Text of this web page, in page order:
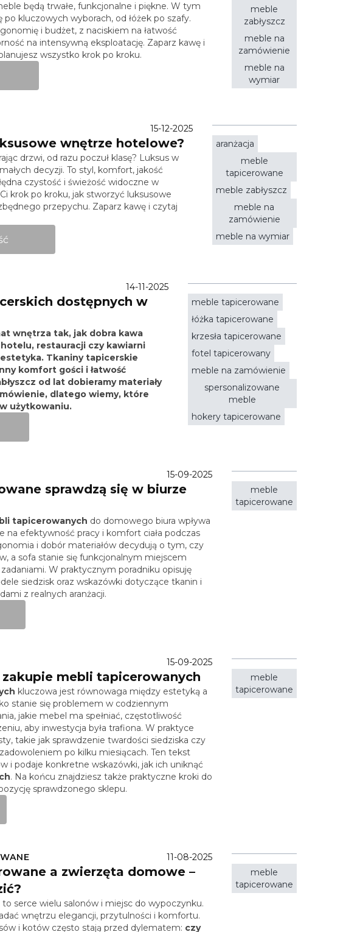
będą trwałe, funkcjonalne i piękne. W tym
kluczowych wyborach, od łóżek po szafy.
i budżet, z naciskiem na łatwość
na intensywną eksploatację. Zaparz kawę i
wszystko krok po kroku.
meble
zabłyszcz
meble na
zamówienie
meble na
wymiar
15-12-2025
wnętrze hotelowe?
drzwi, od razu poczuł klasę? Luksus w
decyzji. To styl, komfort, jakość
czystość i świeżość widoczne w
krok po kroku, jak stworzyć luksusowe
przepychu. Zaparz kawę i czytaj
aranżacja
meble
tapicerowane
meble zabłyszcz
meble na
zamówienie
meble na wymiar
14-11-2025
dostępnych w
wnętrza tak, jak dobra kawa
restauracji czy kawiarni
Tkaniny tapicerskie
komfort gości i łatwość
od lat dobieramy materiały
dlatego wiemy, które
użytkowaniu.
meble tapicerowane
łóżka tapicerowane
krzesła tapicerowane
fotel tapicerowany
meble na zamówienie
spersonalizowane
meble
hokery tapicerowane
15-09-2025
sprawdzą się w biurze
tapicerowanych do domowego biura wpływa
na efektywność pracy i komfort ciała podczas
i dobór materiałów decydują o tym, czy
a sofa stanie się funkcjonalnym miejscem
W praktycznym poradniku opisuję
siedzisk oraz wskazówki dotyczące tkanin i
z realnych aranżacji.
meble
tapicerowane
15-09-2025
zakupie mebli tapicerowanych
kluczowa jest równowaga między estetyką a
stanie się problemem w codziennym
jakie mebel ma spełniać, częstotliwość
aby inwestycja była trafiona. W praktyce
takie jak sprawdzenie twardości siedziska czy
po kilku miesiącach. Ten tekst
i podaje konkretne wskazówki, jak ich uniknąć
. Na końcu znajdziesz także praktyczne kroki do
sprawdzonego sklepu.
meble
tapicerowane
11-08-2025
a zwierzęta domowe –
serce wielu salonów i miejsc do wypoczynku.
wnętrzu elegancji, przytulności i komfortu.
i kotów często stają przed dylematem: czy
meble
tapicerowane